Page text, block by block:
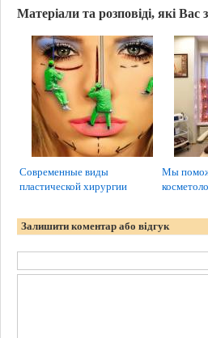
Матеріали та розповіді, які Вас
Современные виды
пластической хирургии
Мы
Залишити коментар або відгук